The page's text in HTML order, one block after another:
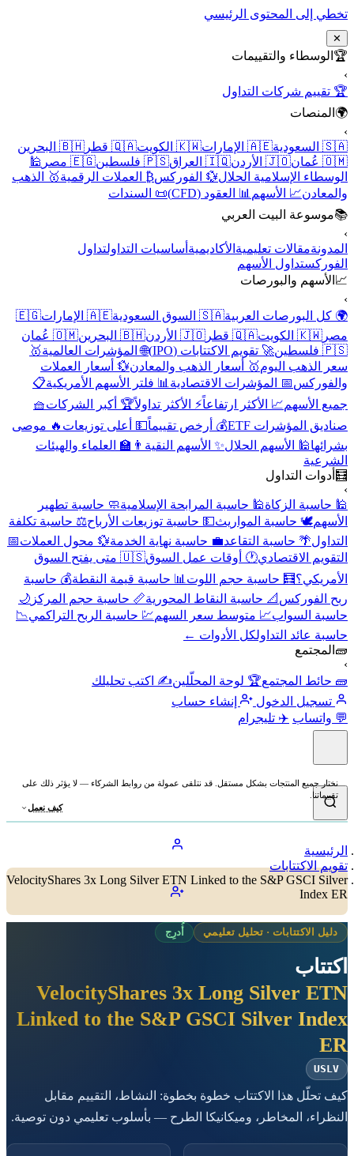
تخطي إلى المحتوى الرئيسي
✕
🏆 الوسطاء والتقييمات
›
🏆 تقييم شركات التداول
🌍 المنصات
›
🇸🇦 السعودية
🇦🇪 الإمارات 🇰🇼 الكويت 🇶🇦 قطر
🇧🇭 البحرين
🇴🇲 عُمان
🇯🇴 الأردن 🇮🇶 العراق 🇵🇸 فلسطين 🇪🇬 مصر
🕌
الوسطاء الإسلامية الحلال💱 الفوركس₿ العملات الرقمية🥇 الذهب
والمعادن📈 الأسهم 📊 العقود (CFD)
📜 السندات
📚موسوعة البيت العربي
›
المدونةمقالات تعليمية الأكاديمية أساسيات التداولتداول
الفوركستداول الأسهم
📈 الأسهم والبورصات
›
🌍 كل البورصات العربية🇸🇦 السوق السعودية 🇦🇪 الإمارات
🇪🇬
مصر 🇰🇼 الكويت 🇶🇦 قطر 🇯🇴 الأردن 🇧🇭 البحرين
🇴🇲 عُمان
🇵🇸 فلسطين
🚀 تقويم الاكتتابات (IPO) 🌐 المؤشرات العالمية🥇
سعر الذهب اليوم🥇 أسعار الذهب والمعادن💱 أسعار العملات
والفوركس📅 المؤشرات الاقتصادية 📊 فلتر الأسهم الأمريكية📋
جميع الأسهم📈 الأكثر ارتفاعاً⚡ الأكثر تداولاً🏆 أكبر الشركات🧺
صناديق المؤشرات ETF
💰 أرخص تقييماً💵 أعلى توزيعات 🔥 موصى
بشرائها🕌 الأسهم الحلال✨ الأسهم النقية 👨‍🏫 العلماء والهيئات
الشرعية
🧮 أدوات التداول
›
🕌 حاسبة الزكاة🕌 حاسبة المرابحة الإسلامية🧼 حاسبة تطهير
الأسهم🕊️ حاسبة المواريث💵 حاسبة توزيعات الأرباح⚖️ حاسبة تكلفة
التداول🌴 حاسبة التقاعد💼 حاسبة نهاية الخدمة💱 محول العملات📅
التقويم الاقتصادي🕐 أوقات عمل السوق
🇺🇸 متى يفتح السوق
الأمريكي؟🧮 حاسبة حجم اللوت 📊 حاسبة قيمة النقطة💰 حاسبة
ربح الفوركس 📐 حاسبة النقاط المحورية📏 حاسبة حجم المركز 🌙
حاسبة السواب📈 متوسط سعر السهم💹 حاسبة الربح التراكمي📉
حاسبة عائد التداولكل الأدوات ←
🧱 المجتمع
›
🧱 حائط المجتمع🏆 لوحة المحلّلين✍️ اكتب تحليلك
تسجيل الدخول
إنشاء حساب
💬 واتساب ✈️ تليجرام
نختار جميع المنتجات بشكل مستقل. قد نتلقى عمولة من روابط الشركاء — لا يؤثر ذلك على
تقييماتنا.
كيف نعمل
الرئيسية
تقويم الاكتتابات
VelocityShares 3x Long Silver ETN Linked to the S&P GSCI Silver
Index ER
دليل الاكتتابات · تحليل تعليمي أُدرِج
اكتتاب
VelocityShares 3x Long Silver ETN
Linked to the S&P GSCI Silver Index
ER
USLV
كيف تحلّل هذا الاكتتاب خطوة بخطوة: النشاط، التقييم مقابل
النظراء، المخاطر، وميكانيكا الطرح — بأسلوب تعليمي دون توصية.